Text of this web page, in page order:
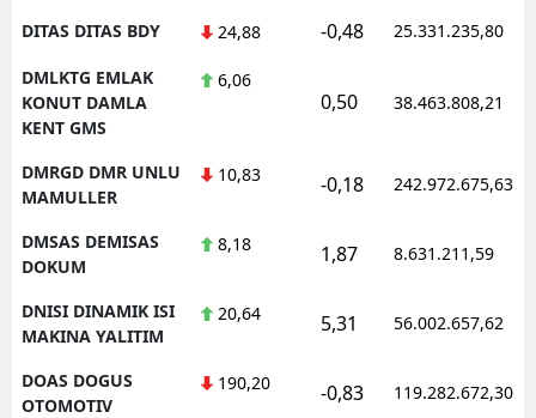
DITAS DITAS BDY 24,88 -0,48 25.331.235,80
DMLKTG EMLAK
KONUT DAMLA
KENT GMS
6,06
0,50 38.463.808,21
DMRGD DMR UNLU
MAMULLER
10,83 -0,18 242.972.675,63
DMSAS DEMISAS
DOKUM
8,18 1,87 8.631.211,59
DNISI DINAMIK ISI
MAKINA YALITIM
20,64 5,31 56.002.657,62
DOAS DOGUS
OTOMOTIV
190,20 -0,83 119.282.672,30